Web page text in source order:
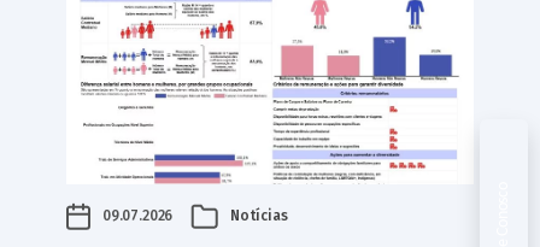
09.07.2026 Notícias